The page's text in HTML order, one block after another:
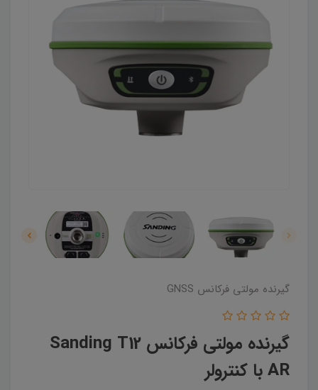
گیرنده مولتی فرکانس GNSS
گیرنده مولتی فرکانس Sanding T12
AR با کنترولر